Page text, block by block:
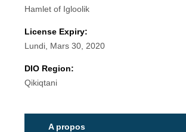
Hamlet of Igloolik
License Expiry:
Lundi, Mars 30, 2020
DIO Region:
Qikiqtani
A propos